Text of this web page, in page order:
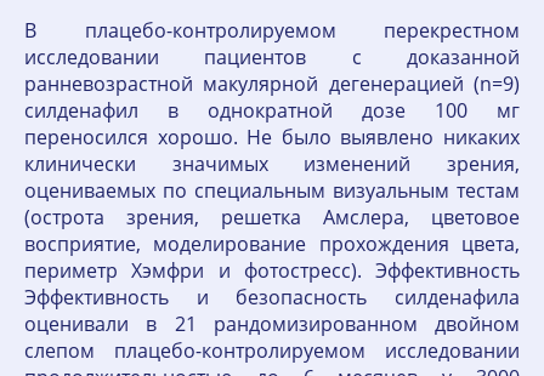
В плацебо-контролируемом перекрестном
исследовании пациентов с доказанной
ранневозрастной макулярной дегенерацией (n=9)
силденафил в однократной дозе 100 мг
переносился хорошо. Не было выявлено никаких
клинически значимых изменений зрения,
оцениваемых по специальным визуальным тестам
(острота зрения, решетка Амслера, цветовое
восприятие, моделирование прохождения цвета,
периметр Хэмфри и фотостресс). Эффективность
Эффективность и безопасность силденафила
оценивали в 21 рандомизированном двойном
слепом плацебо-контролируемом исследовании